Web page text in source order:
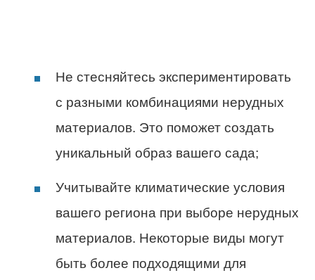
Не стесняйтесь экспериментировать
с разными комбинациями нерудных
материалов. Это поможет создать
уникальный образ вашего сада;
Учитывайте климатические условия
вашего региона при выборе нерудных
материалов. Некоторые виды могут
быть более подходящими для